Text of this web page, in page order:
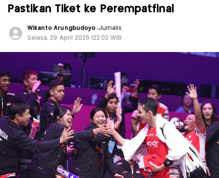
Pastikan Tiket ke Perempatfinal
Wikanto Arungbudoyo ,Jurnalis
Selasa, 29 April 2025 |22:02 WIB